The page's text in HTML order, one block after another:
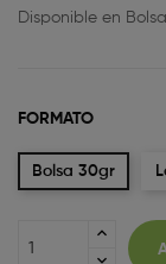
Disponible en
FORMATO
Bolsa 30gr